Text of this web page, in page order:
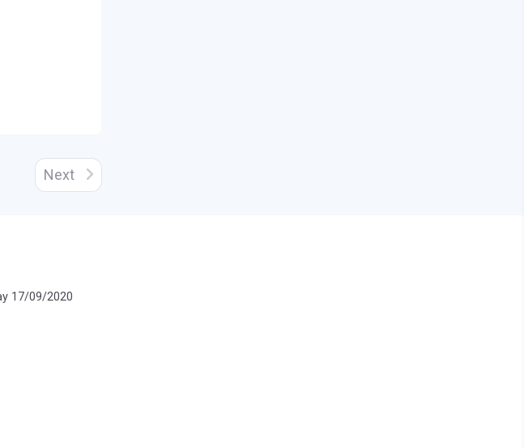
Next
17/09/2020